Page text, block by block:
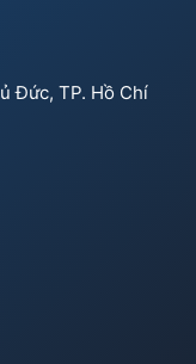
Đức, TP. Hồ Chí